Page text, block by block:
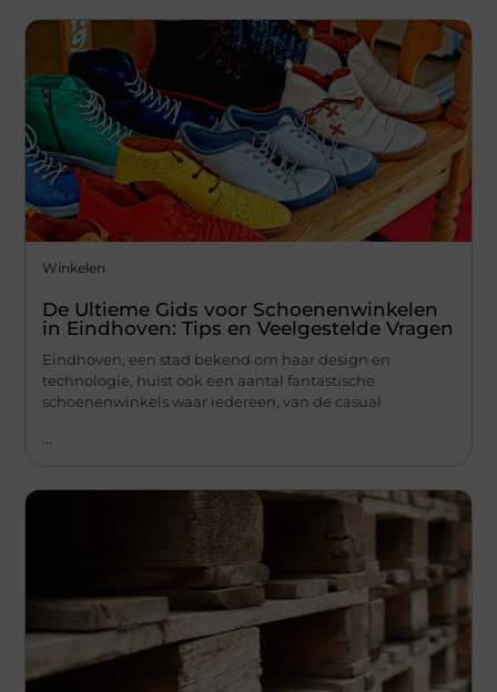
Winkelen
De Ultieme Gids voor Schoenenwinkelen
in Eindhoven: Tips en Veelgestelde Vragen
Eindhoven, een stad bekend om haar design en
technologie, huist ook een aantal fantastische
schoenenwinkels waar iedereen, van de casual